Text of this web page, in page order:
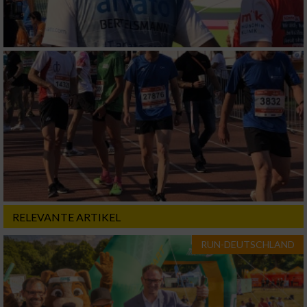
RELEVANTE ARTIKEL
RUN-DEUTSCHLAND